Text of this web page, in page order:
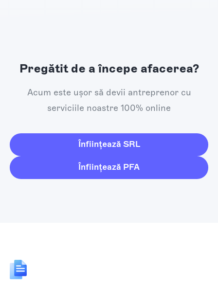
Pregătit de a începe afacerea?
Acum este ușor să devii antreprenor cu
serviciile noastre 100% online
Înființează SRL
Înființează PFA